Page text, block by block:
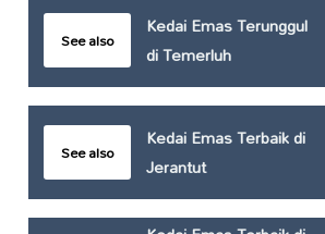
See also
Kedai Emas Terunggul
di Temerluh
See also
Kedai Emas Terbaik di
Jerantut